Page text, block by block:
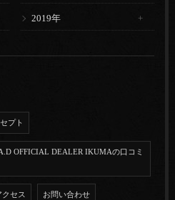
2019年
プト
OFFICIAL DEALER IKUMAの口コミ
クセス お問い合わせ